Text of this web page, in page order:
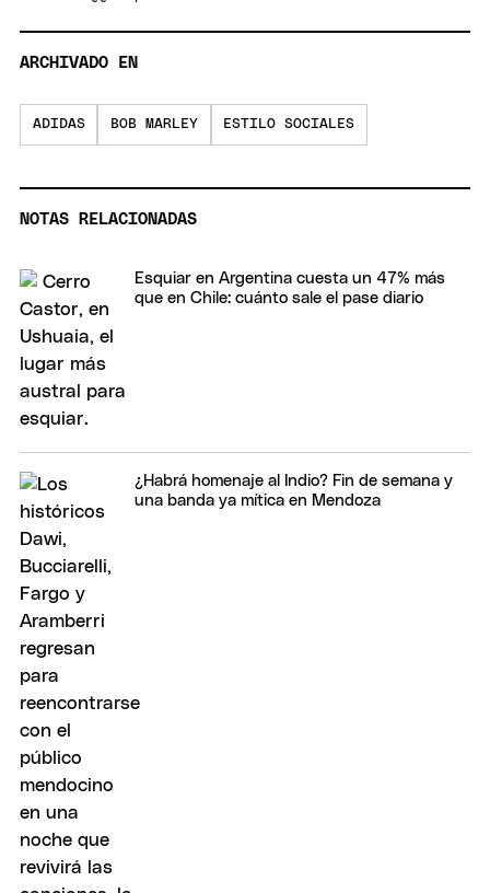
ARCHIVADO EN
ADIDAS BOB MARLEY ESTILO SOCIALES
NOTAS RELACIONADAS
Esquiar en Argentina cuesta un 47% más
que en Chile: cuánto sale el pase diario
¿Habrá homenaje al Indio? Fin de semana y
una banda ya mítica en Mendoza